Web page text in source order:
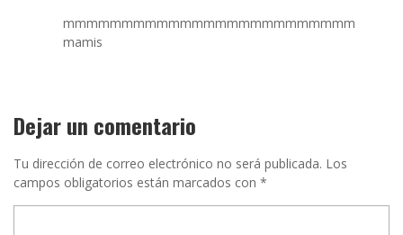
mmmmmmmmmmmmmmmmmmmmmmmmm
mamis
Dejar un comentario
Tu dirección de correo electrónico no será publicada. Los
campos obligatorios están marcados con *